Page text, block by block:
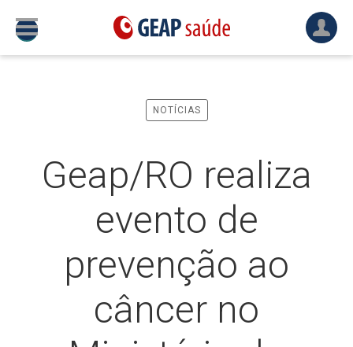
NOTÍCIAS
Geap/RO realiza
evento de
prevenção ao
câncer no